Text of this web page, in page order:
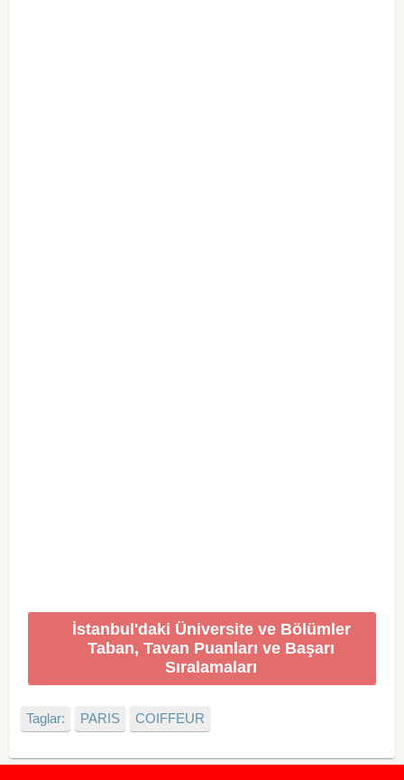
İstanbul'daki Üniversite ve Bölümler
Taban, Tavan Puanları ve Başarı
Sıralamaları
Taglar: PARIS COIFFEUR